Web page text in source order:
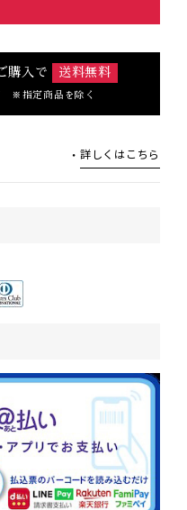
購入で 送料無料
※指定商品を除く
詳しくはこちら